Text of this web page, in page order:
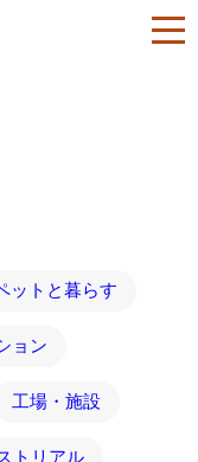
ットと暮らす
ョン
工場・施設
トリアル